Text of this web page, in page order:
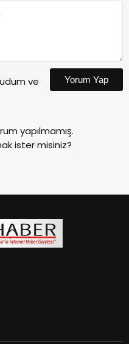
ve
Yorum Yap
yapılmamış.
ister misiniz?